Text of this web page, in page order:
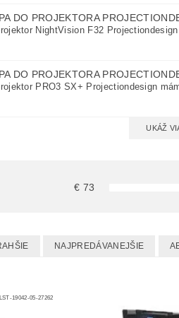
DO PROJEKTORA
NightVision F32
DO PROJEKTORA
PRO3 SX+ Projectiondesign
UKÁŽ
€ 73
NAJPREDÁVANEJŠIE
19042-05-27262